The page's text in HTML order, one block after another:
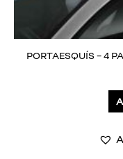
PORTAESQUÍS – 4